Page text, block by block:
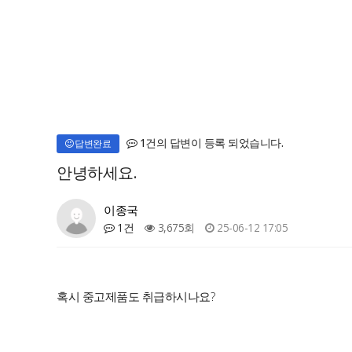
답변완료 1건의 답변이 등록 되었습니다.
안녕하세요.
이종국
1건 3,675회 25-06-12 17:05
혹시 중고제품도 취급하시나요?